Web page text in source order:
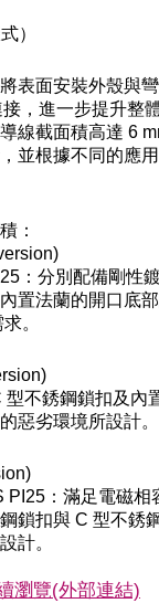
）
表面安裝外殼與
，進一步提升整
線截面積高達 6
並根據不同的應
：
：分別配備剛性
置法蘭的開口底
。
不銹鋼鎖扣及內
惡劣環境所設計。
PI25：滿足電磁相
鎖扣與 C 型不銹
計。
瀏覽(外部連結)